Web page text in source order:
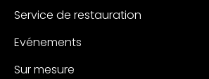
Service de restauration
Evénements
Sur mesure